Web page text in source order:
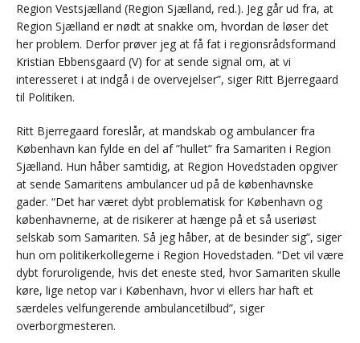
Region Vestsjælland (Region Sjælland, red.). Jeg går ud fra, at
Region Sjælland er nødt at snakke om, hvordan de løser det
her problem. Derfor prøver jeg at få fat i regionsrådsformand
Kristian Ebbensgaard (V) for at sende signal om, at vi
interesseret i at indgå i de overvejelser”, siger Ritt Bjerregaard
til Politiken.
Ritt Bjerregaard foreslår, at mandskab og ambulancer fra
København kan fylde en del af ”hullet” fra Samariten i Region
Sjælland. Hun håber samtidig, at Region Hovedstaden opgiver
at sende Samaritens ambulancer ud på de københavnske
gader. “Det har været dybt problematisk for København og
københavnerne, at de risikerer at hænge på et så useriøst
selskab som Samariten. Så jeg håber, at de besinder sig”, siger
hun om politikerkollegerne i Region Hovedstaden. “Det vil være
dybt foruroligende, hvis det eneste sted, hvor Samariten skulle
køre, lige netop var i København, hvor vi ellers har haft et
særdeles velfungerende ambulancetilbud”, siger
overborgmesteren.